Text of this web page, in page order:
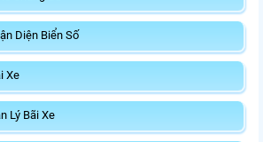
Diện Biển Số
Xe
Lý Bãi Xe